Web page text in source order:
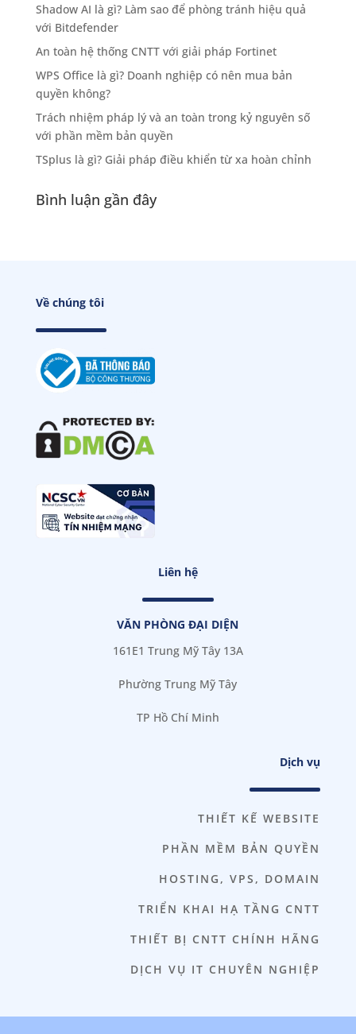
Shadow AI là gì? Làm sao để phòng tránh hiệu quả
với Bitdefender
An toàn hệ thống CNTT với giải pháp Fortinet
WPS Office là gì? Doanh nghiệp có nên mua bản
quyền không?
Trách nhiệm pháp lý và an toàn trong kỷ nguyên số
với phần mềm bản quyền
TSplus là gì? Giải pháp điều khiển từ xa hoàn chỉnh
Bình luận gần đây
Về chúng tôi
Liên hệ
VĂN PHÒNG ĐẠI DIỆN
161E1 Trung Mỹ Tây 13A
Phường Trung Mỹ Tây
TP Hồ Chí Minh
Dịch vụ
THIẾT KẾ WEBSITE
PHẦN MỀM BẢN QUYỀN
HOSTING, VPS, DOMAIN
TRIỂN KHAI HẠ TẦNG CNTT
THIẾT BỊ CNTT CHÍNH HÃNG
DỊCH VỤ IT CHUYÊN NGHIỆP